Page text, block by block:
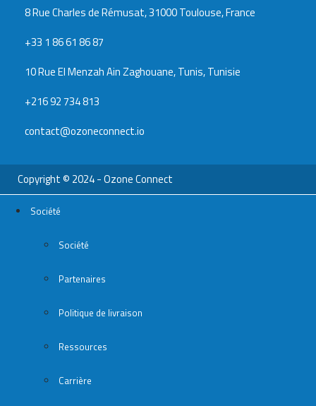
8 Rue Charles de Rémusat, 31000 Toulouse, France
+33 1 86 61 86 87
10 Rue El Menzah Ain Zaghouane, Tunis, Tunisie
+216 92 734 813
contact@ozoneconnect.io
Copyright © 2024 - Ozone Connect
Société
Société
Partenaires
Politique de livraison
Ressources
Carrière